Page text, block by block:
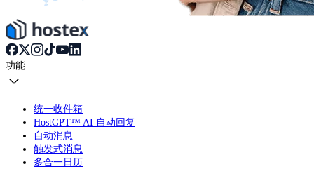
功能
统一收件箱
HostGPT™ AI 自动回复
自动消息
触发式消息
多合一日历